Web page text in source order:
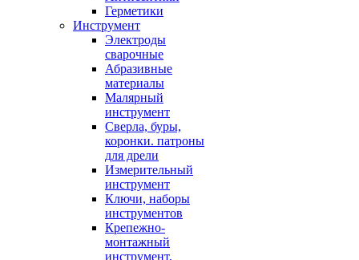
Герметики
Инструмент
Электроды
сварочные
Абразивные
материалы
Малярный
инструмент
Сверла, буры,
коронки. патроны
для дрели
Измерительный
инструмент
Ключи, наборы
инструментов
Крепежно-
монтажный
инструмент,